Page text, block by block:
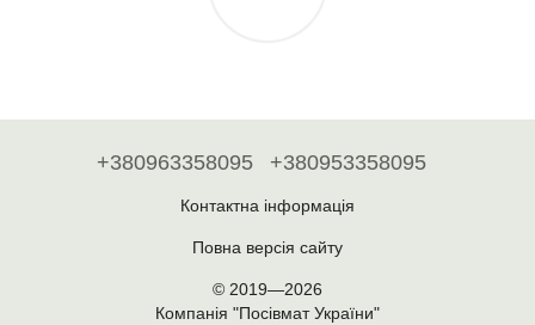
+380963358095 +380953358095
Контактна інформація
Повна версія сайту
© 2019—2026
Компанія "Посівмат України"